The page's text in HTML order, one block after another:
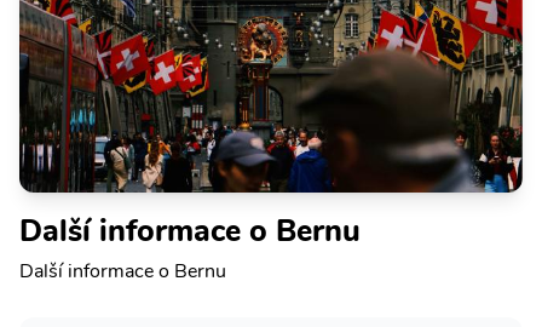
Další informace o Bernu
Další informace o Bernu